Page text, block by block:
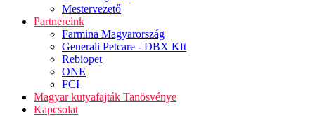
Mestervezető
Partnereink
Farmina Magyarország
Generali Petcare - DBX Kft
Rebiopet
ONE
FCI
Magyar kutyafajták Tanösvénye
Kapcsolat